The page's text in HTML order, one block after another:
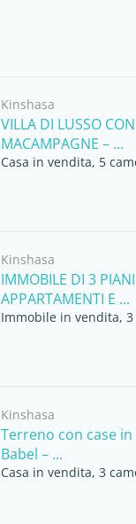
Kinshasa
VILLA DI LUSSO
MACAMPAGNE – ...
Casa in vendita, 5
Kinshasa
IMMOBILE DI 3
APPARTAMENTI E ...
Immobile in vendita,
Kinshasa
Terreno con case
Babel – ...
Casa in vendita, 3